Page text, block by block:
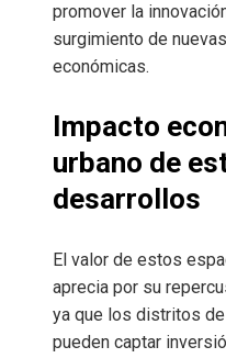
promover la
surgimiento de
económicas.
Impacto
urbano de
desarrollos
El valor de estos
aprecia por su
ya que los distritos
pueden captar